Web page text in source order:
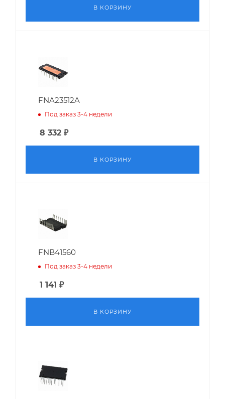
В КОРЗИНУ
FNA23512A
Под заказ 3-4 недели
8 332 ₽
В КОРЗИНУ
FNB41560
Под заказ 3-4 недели
1 141 ₽
В КОРЗИНУ